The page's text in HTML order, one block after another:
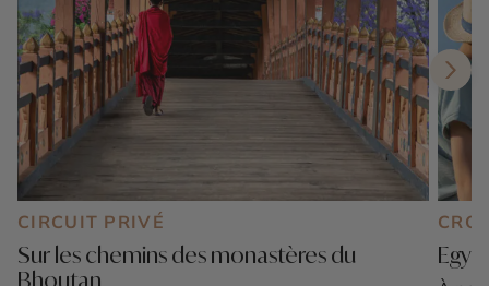
CIRCUIT PRIVÉ
Sur les chemins des monastères du
Bhoutan